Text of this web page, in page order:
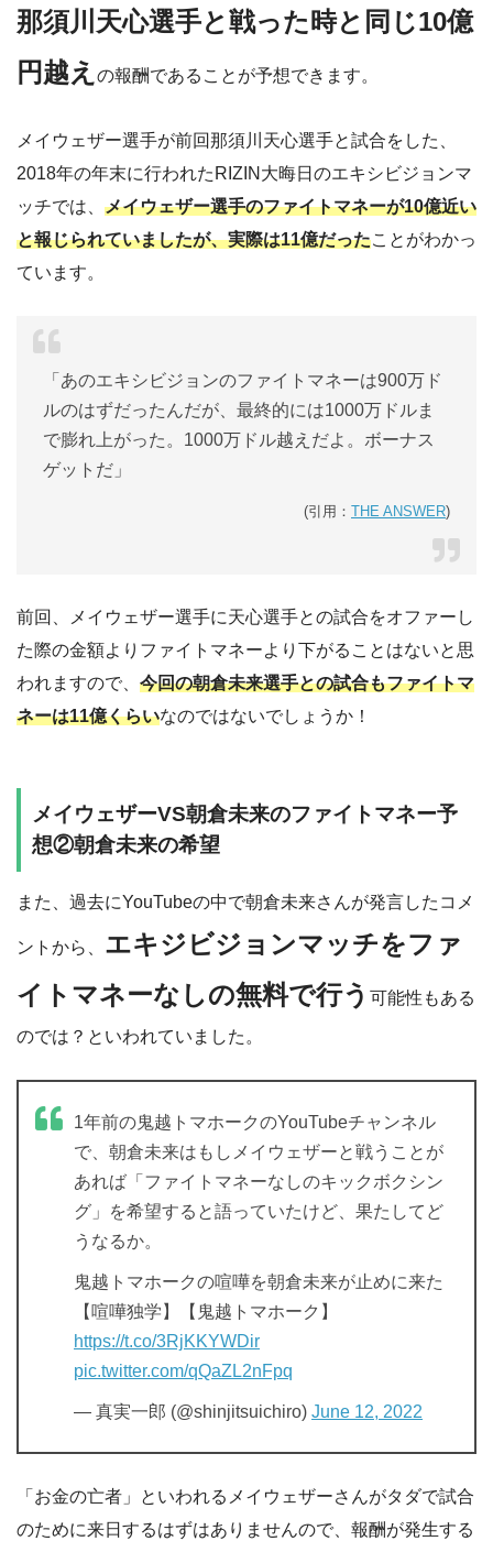
那須川天心選手と戦った時と同じ10億
円越え の報酬であることが予想できます。
メイウェザー選手が前回那須川天心選手と試合をした、
2018年の年末に行われたRIZIN大晦日のエキシビジョンマ
ッチでは、 メイウェザー選手のファイトマネーが10億近い
と報じられていましたが、実際は11億だったことがわかっ
ています。
「あのエキシビジョンのファイトマネーは900万ド
ルのはずだったんだが、最終的には1000万ドルま
で膨れ上がった。1000万ドル越えだよ。ボーナス
ゲットだ」
(引用： THE ANSWER)
前回、メイウェザー選手に天心選手との試合をオファーし
た際の金額よりファイトマネーより下がることはないと思
われますので、 今回の朝倉未来選手との試合もファイトマ
ネーは11億くらいなのではないでしょうか！
メイウェザーVS朝倉未来のファイトマネー予
想②朝倉未来の希望
また、過去にYouTubeの中で朝倉未来さんが発言したコメ
ントから、 エキジビジョンマッチをファ
イトマネーなしの無料で行う 可能性もある
のでは？といわれていました。
1年前の鬼越トマホークのYouTubeチャンネル
で、朝倉未来はもしメイウェザーと戦うことが
あれば「ファイトマネーなしのキックボクシン
グ」を希望すると語っていたけど、果たしてど
うなるか。
鬼越トマホークの喧嘩を朝倉未来が止めに来た
【喧嘩独学】【鬼越トマホーク】
https://t.co/3RjKKYWDir
pic.twitter.com/qQaZL2nFpq
— 真実一郎 (@shinjitsuichiro) June 12, 2022
「お金の亡者」といわれるメイウェザーさんがタダで試合
のために来日するはずはありませんので、報酬が発生する